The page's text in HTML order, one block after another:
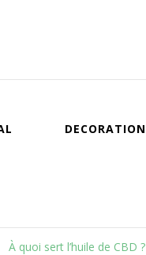
DECORATION
À quoi sert l’huile de CBD ?